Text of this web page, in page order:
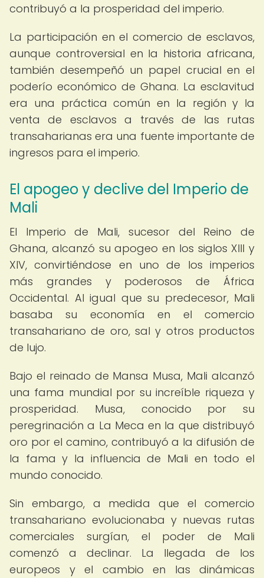
contribuyó a la prosperidad del imperio.
La participación en el comercio de esclavos,
aunque controversial en la historia africana,
también desempeñó un papel crucial en el
poderío económico de Ghana. La esclavitud
era una práctica común en la región y la
venta de esclavos a través de las rutas
transaharianas era una fuente importante de
ingresos para el imperio.
El apogeo y declive del Imperio de
Mali
El Imperio de Mali, sucesor del Reino de
Ghana, alcanzó su apogeo en los siglos XIII y
XIV, convirtiéndose en uno de los imperios
más grandes y poderosos de África
Occidental. Al igual que su predecesor, Mali
basaba su economía en el comercio
transahariano de oro, sal y otros productos
de lujo.
Bajo el reinado de Mansa Musa, Mali alcanzó
una fama mundial por su increíble riqueza y
prosperidad. Musa, conocido por su
peregrinación a La Meca en la que distribuyó
oro por el camino, contribuyó a la difusión de
la fama y la influencia de Mali en todo el
mundo conocido.
Sin embargo, a medida que el comercio
transahariano evolucionaba y nuevas rutas
comerciales surgían, el poder de Mali
comenzó a declinar. La llegada de los
europeos y el cambio en las dinámicas